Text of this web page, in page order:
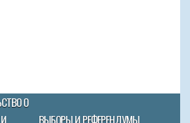
О
ВЫБОРЫ И РЕФЕРЕНДУМЫ